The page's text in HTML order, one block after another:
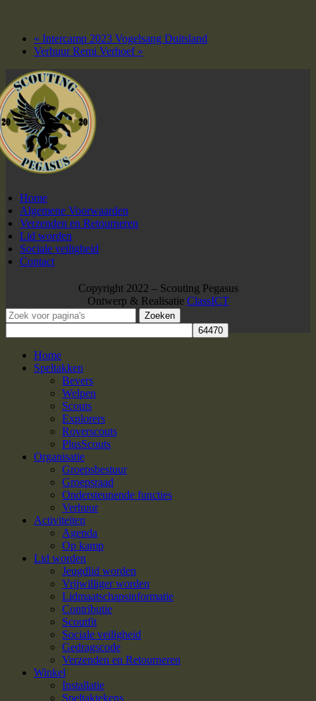
« Intercamp 2023 Vogelsang Duitsland
Verhuur Remi Verhoef »
Home
Algemene Voorwaarden
Verzenden en Retourneren
Lid worden
Sociale veiligheid
Contact
Copyright 2022 – Scouting Pegasus
Ontwerp & Realisatie ClassICT
Zoeken
Home
Speltakken
Bevers
Welpen
Scouts
Explorers
Roverscouts
PlusScouts
Organisatie
Groepsbestuur
Groepsraad
Ondersteunende functies
Verhuur
Activiteiten
Agenda
Op kamp
Lid worden
Jeugdlid worden
Vrijwilliger worden
Lidmaatschapsinformatie
Contributie
Scoutfit
Sociale veiligheid
Gedragscode
Verzenden en Retourneren
Winkel
Installatie
Speltaktekens